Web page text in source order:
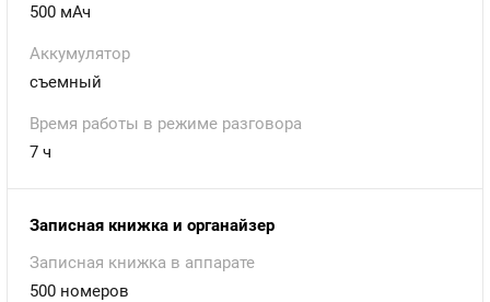
500 мАч
Аккумулятор
съемный
Время работы в режиме разговора
7 ч
Записная книжка и органайзер
Записная книжка в аппарате
500 номеров